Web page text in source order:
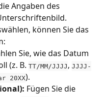
Angaben des
können Sie das
Sie, wie das Datum
(z. B. TT/MM/JJJJ , JJJJ-
20XX).
Fügen Sie die